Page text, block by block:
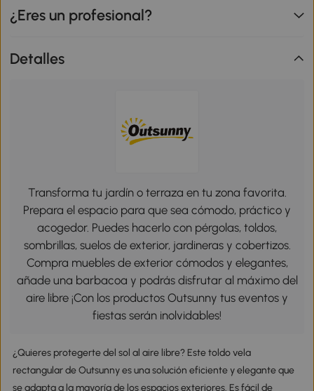
¿Eres un profesional?
Detalles
Transforma tu jardín o terraza en tu zona favorita.
Prepara el espacio para que sea cómodo, práctico y
acogedor. Puedes hacerlo con pérgolas, toldos,
sombrillas, suelos de exterior, jardineras y cobertizos.
Compra muebles de exterior cómodos y elegantes,
añade una barbacoa y podrás disfrutar al máximo del
aire libre ¡Con los productos Outsunny tus eventos y
fiestas serán inolvidables!
¿Quieres protegerte del sol al aire libre? Este toldo vela
rectangular de Outsunny es una solución eficiente y elegante que
se adapta a la mayoría de los espacios exteriores. Es fácil de